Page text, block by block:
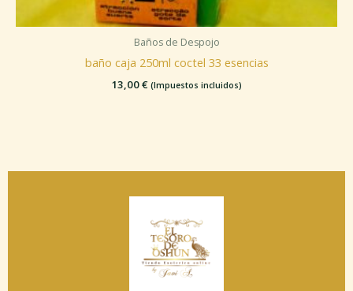
Baños de Despojo
baño caja 250ml coctel 33 esencias
13,00€ (Impuestos incluidos)